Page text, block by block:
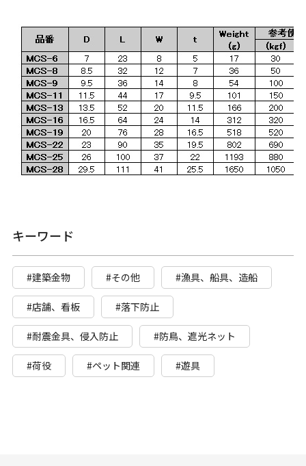
キーワード
#建築金物 #その他 #漁具、船具、造船
#店舗、看板 #落下防止
#耐震金具、侵入防止 #防鳥、遮光ネット
#荷役 #ペット関連 #遊具